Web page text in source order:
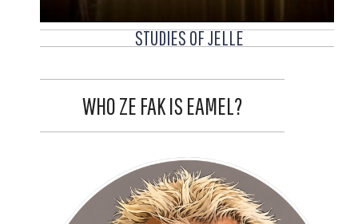
STUDIES OF JELLE
WHO ZE FAK IS EAMEL?